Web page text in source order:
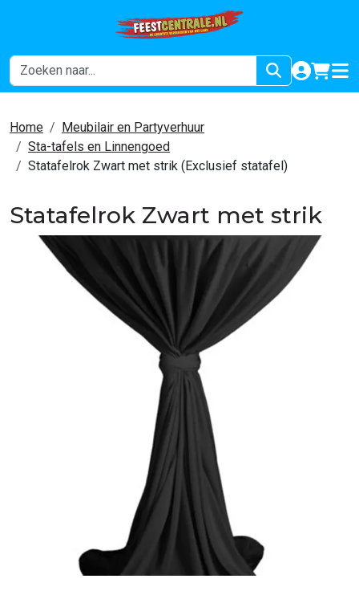
naar
Home
Meubilair en Partyverhuur
Sta-tafels en Linnengoed
Statafelrok Zwart met strik (Exclusief statafel)
Statafelrok Zwart met strik